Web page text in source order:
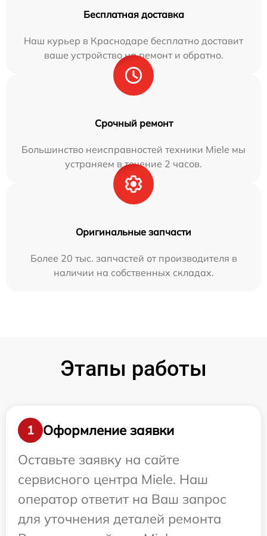
Бесплатная доставка
Наш курьер в Краснодаре бесплатно доставит
ваше устройство на ремонт и обратно.
Срочный ремонт
Большинство неисправностей техники Miele мы
устраняем в течение 2 часов.
Оригинальные запчасти
Более 20 тыс. запчастей от производителя в
наличии на собственных складах.
Этапы работы
1
Оформление заявки
Оставьте заявку на сайте
сервисного центра Miele. Наш
оператор ответит на Ваш запрос
для уточнения деталей ремонта